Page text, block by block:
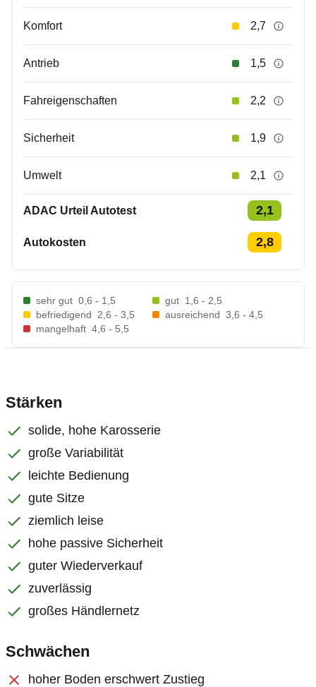
Komfort 2,7
Antrieb 1,5
Fahreigenschaften 2,2
Sicherheit 1,9
Umwelt 2,1
ADAC Urteil Autotest 2,1
Autokosten 2,8
sehr gut 0,6 - 1,5 gut 1,6 - 2,5
befriedigend
2,6 - 3,5 ausreichend 3,6 - 4,5
mangelhaft 4,6 - 5,5
Stärken
solide, hohe Karosserie
große Variabilität
leichte Bedienung
gute Sitze
ziemlich leise
hohe passive Sicherheit
guter Wiederverkauf
zuverlässig
großes Händlernetz
Schwächen
hoher Boden erschwert Zustieg